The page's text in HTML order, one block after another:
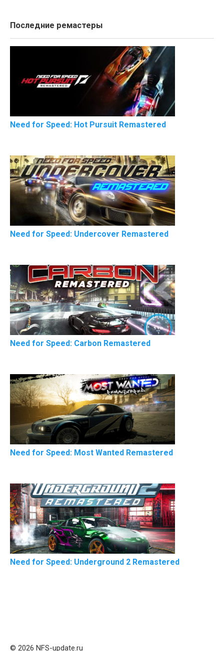
Последние ремастеры
Need for Speed: Hot Pursuit Remastered
Need for Speed: Undercover Remastered
Need for Speed: Carbon Remastered
Need for Speed: Most Wanted Remastered
Need for Speed: Underground 2 Remastered
© 2026 NFS-update.ru